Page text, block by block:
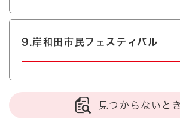
9.岸和田市民フェスティバル
見つからないと